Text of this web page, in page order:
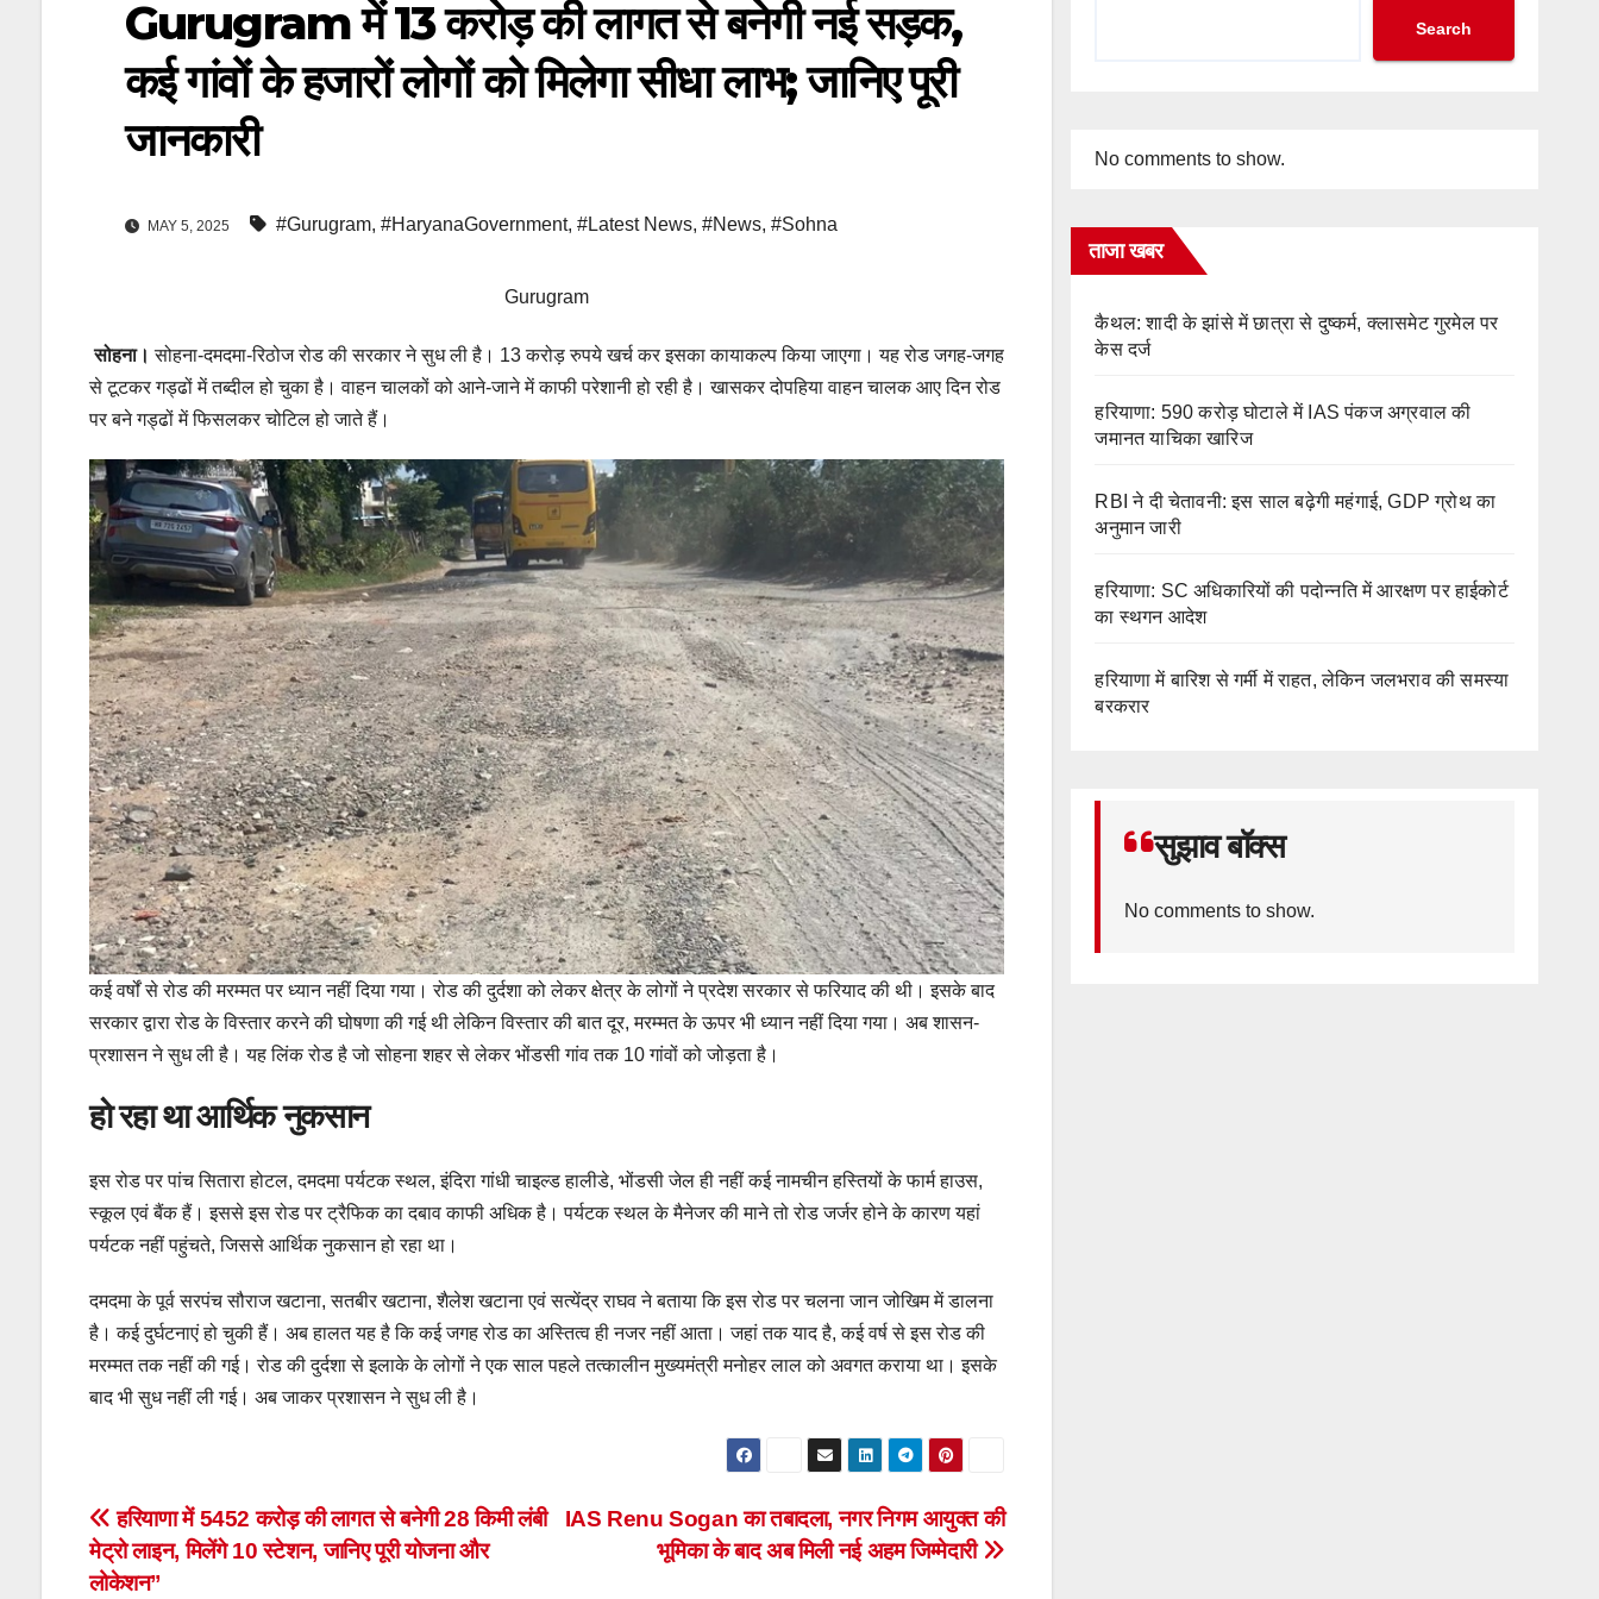
Gurugram में 13 करोड़ की लागत से बनेगी नई सड़क,
कई गांवों के हजारों लोगों को मिलेगा सीधा लाभ; जानिए पूरी
जानकारी
MAY 5, 2025 #Gurugram, #HaryanaGovernment, #Latest News, #News, #Sohna
Gurugram
सोहना। सोहना-दमदमा-रिठोज रोड की सरकार ने सुध ली है। 13 करोड़ रुपये खर्च कर इसका कायाकल्प किया जाएगा। यह रोड जगह-जगह
से टूटकर गड्ढों में तब्दील हो चुका है। वाहन चालकों को आने-जाने में काफी परेशानी हो रही है। खासकर दोपहिया वाहन चालक आए दिन रोड
पर बने गड्ढों में फिसलकर चोटिल हो जाते हैं।
कई वर्षों से रोड की मरम्मत पर ध्यान नहीं दिया गया। रोड की दुर्दशा को लेकर क्षेत्र के लोगों ने प्रदेश सरकार से फरियाद की थी। इसके बाद
सरकार द्वारा रोड के विस्तार करने की घोषणा की गई थी लेकिन विस्तार की बात दूर, मरम्मत के ऊपर भी ध्यान नहीं दिया गया। अब शासन-
प्रशासन ने सुध ली है। यह लिंक रोड है जो सोहना शहर से लेकर भोंडसी गांव तक 10 गांवों को जोड़ता है।
हो रहा था आर्थिक नुकसान
इस रोड पर पांच सितारा होटल, दमदमा पर्यटक स्थल, इंदिरा गांधी चाइल्ड हालीडे, भोंडसी जेल ही नहीं कई नामचीन हस्तियों के फार्म हाउस,
स्कूल एवं बैंक हैं। इससे इस रोड पर ट्रैफिक का दबाव काफी अधिक है। पर्यटक स्थल के मैनेजर की माने तो रोड जर्जर होने के कारण यहां
पर्यटक नहीं पहुंचते, जिससे आर्थिक नुकसान हो रहा था।
दमदमा के पूर्व सरपंच सौराज खटाना, सतबीर खटाना, शैलेश खटाना एवं सत्येंद्र राघव ने बताया कि इस रोड पर चलना जान जोखिम में डालना
है। कई दुर्घटनाएं हो चुकी हैं। अब हालत यह है कि कई जगह रोड का अस्तित्व ही नजर नहीं आता। जहां तक याद है, कई वर्ष से इस रोड की
मरम्मत तक नहीं की गई। रोड की दुर्दशा से इलाके के लोगों ने एक साल पहले तत्कालीन मुख्यमंत्री मनोहर लाल को अवगत कराया था। इसके
बाद भी सुध नहीं ली गई। अब जाकर प्रशासन ने सुध ली है।
Post
navigation
IAS Renu Sogan का तबादला, नगर निगम आयुक्त की
भूमिका के बाद अब मिली नई अहम जिम्मेदारी
हरियाणा में 5452 करोड़ की लागत से बनेगी 28 किमी लंबी
मेट्रो लाइन, मिलेंगे 10 स्टेशन, जानिए पूरी योजना और
लोकेशन”
Search
No comments to show.
ताजा खबर
कैथल: शादी के झांसे में छात्रा से दुष्कर्म, क्लासमेट गुरमेल पर
केस दर्ज
हरियाणा: 590 करोड़ घोटाले में IAS पंकज अग्रवाल की
जमानत याचिका खारिज
RBI ने दी चेतावनी: इस साल बढ़ेगी महंगाई, GDP ग्रोथ का
अनुमान जारी
हरियाणा: SC अधिकारियों की पदोन्नति में आरक्षण पर हाईकोर्ट
का स्थगन आदेश
हरियाणा में बारिश से गर्मी में राहत, लेकिन जलभराव की समस्या
बरकरार
सुझाव बॉक्स
No comments to show.